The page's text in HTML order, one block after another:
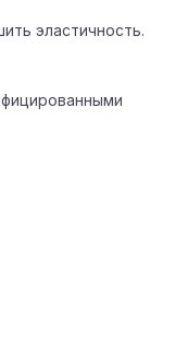
эластичность.